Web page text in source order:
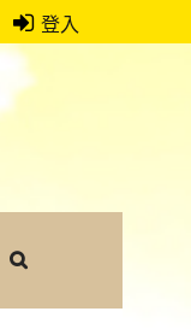
登入